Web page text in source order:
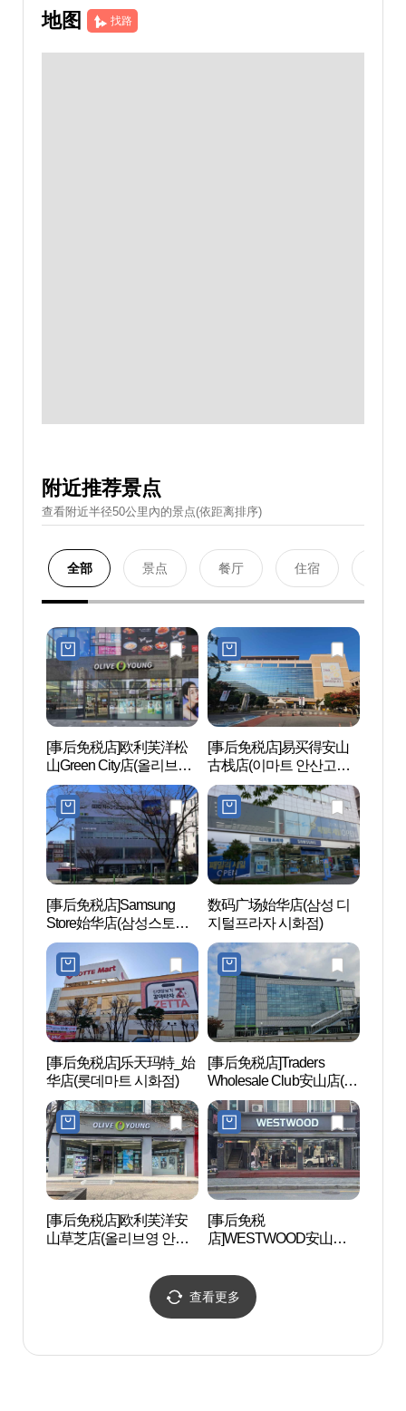
地图 找路
附近推荐景点
查看附近半径50公里內的景点(依距离排序)
全部 景点 餐厅 住宿
[事后免税店]欧利芙洋松
山Green City店(올리브영
송산그린시티점)
[事后免税店]易买得安山
古栈店(이마트 안산고잔
점)
[事后免税店]Samsung
Store始华店(삼성스토어
시화)
数码广场始华店(삼성 디
지털프라자 시화점)
[事后免税店]乐天玛特_始
华店(롯데마트 시화점)
[事后免税店]Traders
Wholesale Club安山店(트
레이더스 홀세일 클럽 안
산점)
[事后免税店]欧利芙洋安
山草芝店(올리브영 안산
[事后免税
店]WESTWOOD安山元
곡점)
查看更多